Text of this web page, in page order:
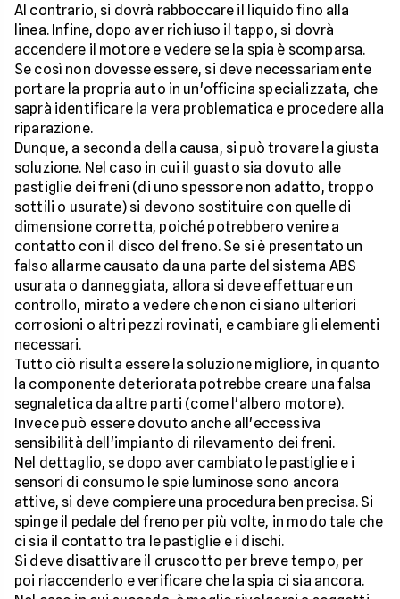
Al contrario, si dovrà rabboccare il liquido fino alla
linea. Infine, dopo aver richiuso il tappo, si dovrà
accendere il motore e vedere se la spia è scomparsa.
Se così non dovesse essere, si deve necessariamente
portare la propria auto in un'officina specializzata, che
saprà identificare la vera problematica e procedere alla
riparazione.
Dunque, a seconda della causa, si può trovare la giusta
soluzione. Nel caso in cui il guasto sia dovuto alle
pastiglie dei freni (di uno spessore non adatto, troppo
sottili o usurate) si devono sostituire con quelle di
dimensione corretta, poiché potrebbero venire a
contatto con il disco del freno. Se si è presentato un
falso allarme causato da una parte del sistema ABS
usurata o danneggiata, allora si deve effettuare un
controllo, mirato a vedere che non ci siano ulteriori
corrosioni o altri pezzi rovinati, e cambiare gli elementi
necessari.
Tutto ciò risulta essere la soluzione migliore, in quanto
la componente deteriorata potrebbe creare una falsa
segnaletica da altre parti (come l'albero motore).
Invece può essere dovuto anche all'eccessiva
sensibilità dell'impianto di rilevamento dei freni.
Nel dettaglio, se dopo aver cambiato le pastiglie e i
sensori di consumo le spie luminose sono ancora
attive, si deve compiere una procedura ben precisa. Si
spinge il pedale del freno per più volte, in modo tale che
ci sia il contatto tra le pastiglie e i dischi.
Si deve disattivare il cruscotto per breve tempo, per
poi riaccenderlo e verificare che la spia ci sia ancora.